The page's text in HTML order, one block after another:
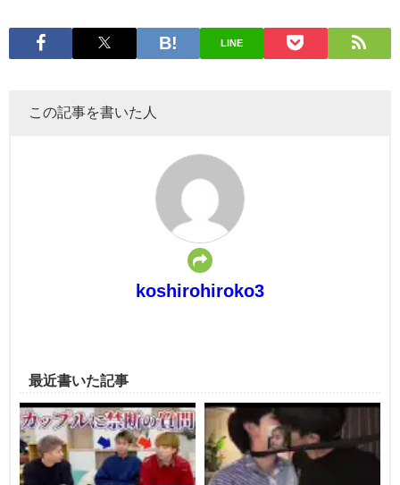
LINE
この記事を書いた人
koshirohiroko3
最近書いた記事